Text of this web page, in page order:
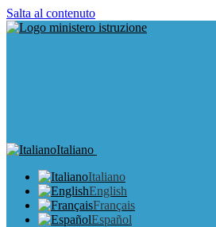
Salta al contenuto
Italiano
Italiano
English
Français
Español